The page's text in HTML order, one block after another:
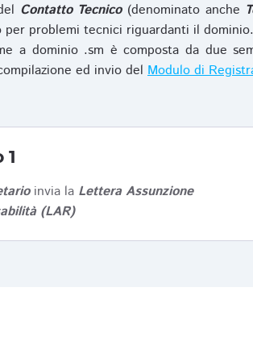
Contatto Tecnico(denominato anche
problemi tecnici riguardanti il
a dominio .sm è composta da due
ed invio del Modulo di
1
invia la Lettera Assunzione
(LAR)